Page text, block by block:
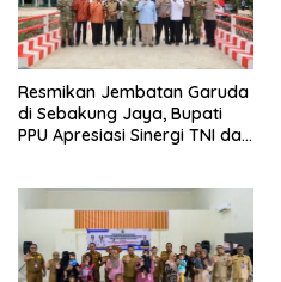
Resmikan Jembatan Garuda
di Sebakung Jaya, Bupati
PPU Apresiasi Sinergi TNI dan